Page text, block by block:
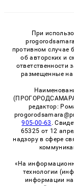
При
противном случае
об авторских и
ответственности
размещенные на
редактор:
905-00-63 .
65325 от 12
надзору в сфере
«На
технологии
информации на